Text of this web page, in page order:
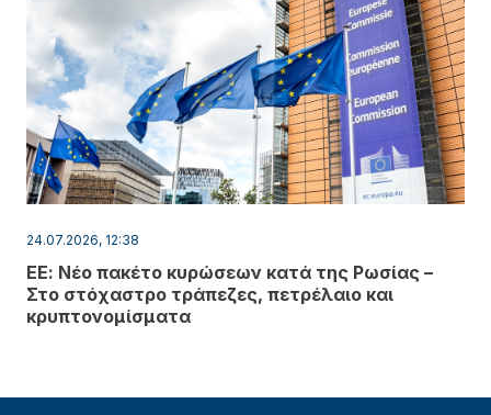
24.07.2026, 12:38
ΕΕ: Νέο πακέτο κυρώσεων κατά της Ρωσίας –
Στο στόχαστρο τράπεζες, πετρέλαιο και
κρυπτονομίσματα